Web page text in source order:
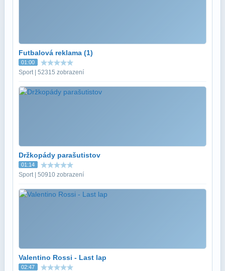
Futbalová reklama (1)
01:00
Sport | 52315 zobrazení
Držkopády parašutistov
01:14
Sport | 50910 zobrazení
Valentino Rossi - Last lap
02:47